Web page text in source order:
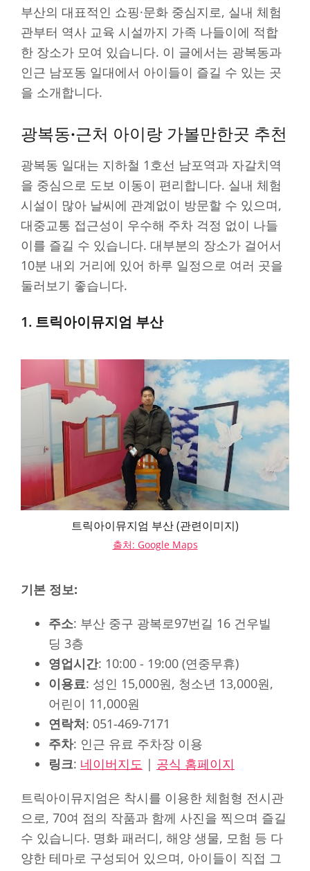
부산의 대표적인 쇼핑·문화 중심지로, 실내 체험
관부터 역사 교육 시설까지 가족 나들이에 적합
한 장소가 모여 있습니다. 이 글에서는 광복동과
인근 남포동 일대에서 아이들이 즐길 수 있는 곳
을 소개합니다.
광복동·근처 아이랑 가볼만한곳 추천
광복동 일대는 지하철 1호선 남포역과 자갈치역
을 중심으로 도보 이동이 편리합니다. 실내 체험
시설이 많아 날씨에 관계없이 방문할 수 있으며,
대중교통 접근성이 우수해 주차 걱정 없이 나들
이를 즐길 수 있습니다. 대부분의 장소가 걸어서
10분 내외 거리에 있어 하루 일정으로 여러 곳을
둘러보기 좋습니다.
1. 트릭아이뮤지엄 부산
트릭아이뮤지엄 부산 (관련이미지)
출처: Google Maps
기본 정보:
주소: 부산 중구 광복로97번길 16 건우빌
딩 3층
영업시간: 10:00 - 19:00 (연중무휴)
이용료: 성인 15,000원, 청소년 13,000원,
어린이 11,000원
연락처: 051-469-7171
주차: 인근 유료 주차장 이용
링크: 네이버지도 | 공식 홈페이지
트릭아이뮤지엄은 착시를 이용한 체험형 전시관
으로, 70여 점의 작품과 함께 사진을 찍으며 즐길
수 있습니다. 명화 패러디, 해양 생물, 모험 등 다
양한 테마로 구성되어 있으며, 아이들이 직접 그